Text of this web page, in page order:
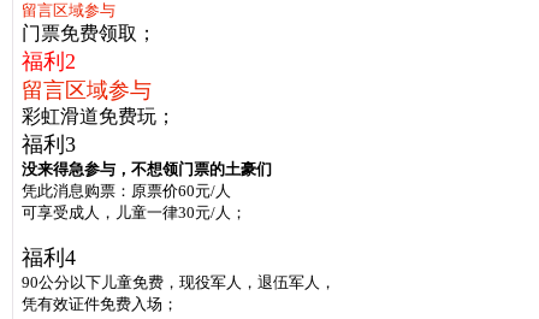
留言区域参与
门票免费领取；
福利2
留言区域参与
彩虹滑道免费玩；
福利3
没来得急参与，不想领门票的土豪们
凭此消息购票：原票价60元/人
可享受成人，儿童一律30元/人；
福利4
90公分以下儿童免费，现役军人，退伍军人，
凭有效证件免费入场；